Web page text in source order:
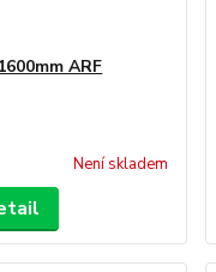
ARF
Není skladem